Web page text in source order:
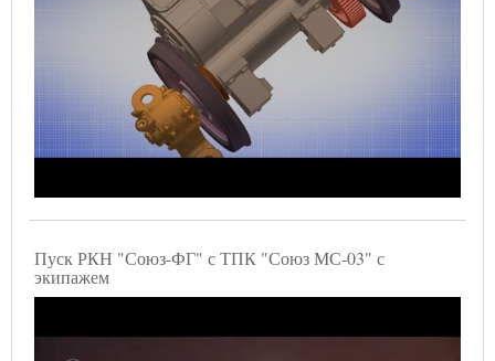
Пуск РКН "Союз-ФГ" с ТПК "Союз МС-03" с
экипажем